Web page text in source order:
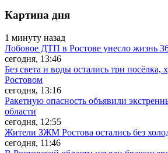
Картина дня
1 минуту назад
Лобовое ДТП в Ростове унесло жизнь
сегодня, 13:46
Без света и воды остались три
Ростовом
сегодня, 13:16
Ракетную опасность объявили
области
сегодня, 12:55
Жители ЗЖМ Ростова остались без
сегодня, 11:46